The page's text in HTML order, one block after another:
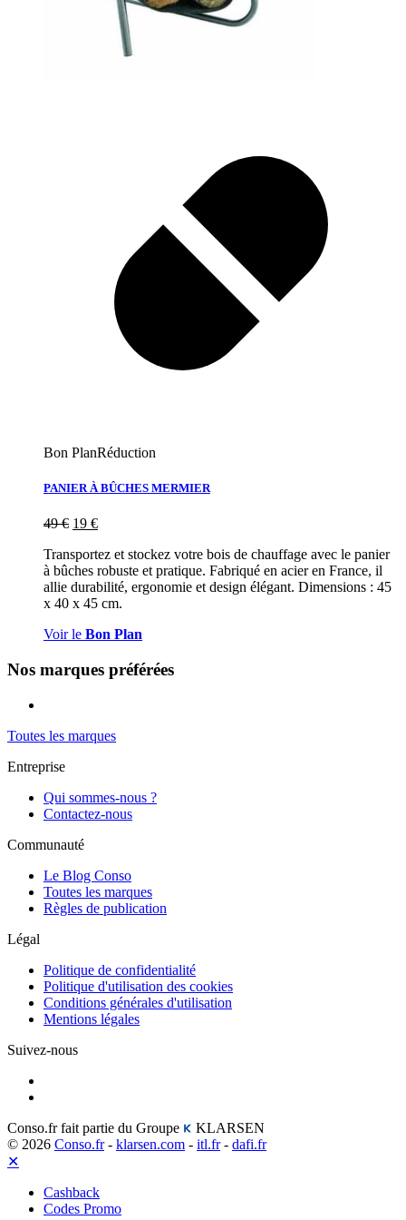
Bon PlanRéduction
PANIER À BÛCHES MERMIER
49€ 19 €
Transportez et stockez votre bois de chauffage avec le panier
à bûches robuste et pratique. Fabriqué en acier en France, il
allie durabilité, ergonomie et design élégant. Dimensions : 45
x 40 x 45 cm.
Voir le Bon Plan
Nos marques préférées
Toutes les marques
Entreprise
Qui sommes-nous ?
Contactez-nous
Communauté
Le Blog Conso
Toutes les marques
Règles de publication
Légal
Politique de confidentialité
Politique d'utilisation des cookies
Conditions générales d'utilisation
Mentions légales
Suivez-nous
Conso.fr fait partie du Groupe
KLARSEN
© 2026 Conso.fr- klarsen.com - itl.fr- dafi.fr
✕
Cashback
Codes Promo